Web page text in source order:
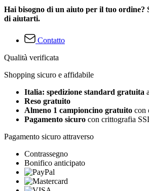
Hai bisogno di un aiuto per il tuo ordine?
di aiutarti.
Contatto
Qualità verificata
Shopping sicuro e affidabile
Italia: spedizione standard gratuita
Reso gratuito
Almeno 1 campioncino gratuito con
Pagamento sicuro con crittografia
Pagamento sicuro attraverso
Contrassegno
Bonifico anticipato